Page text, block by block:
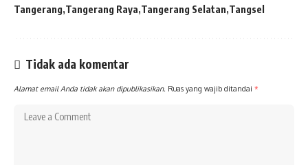
Tangerang Tangerang Raya Tangerang Selatan Tangsel
Tidak ada komentar
Alamat email Anda tidak akan dipublikasikan. Ruas yang wajib ditandai *